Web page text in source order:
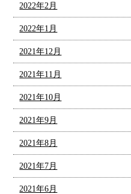
2022年2月
2022年1月
2021年12月
2021年11月
2021年10月
2021年9月
2021年8月
2021年7月
2021年6月